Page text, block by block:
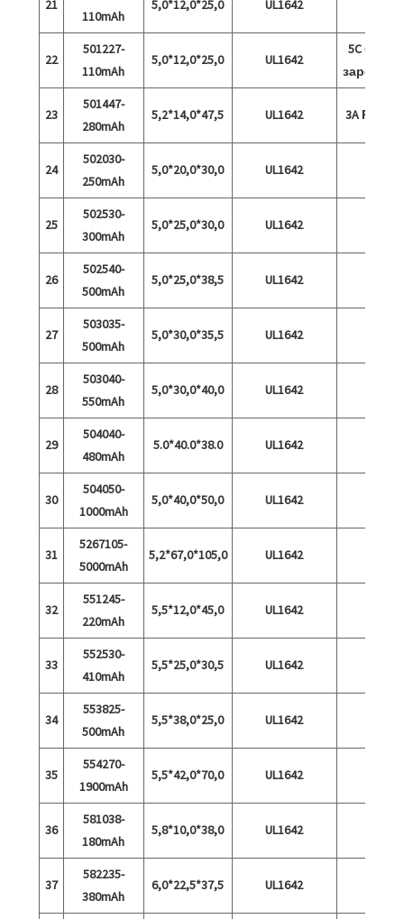
21
110mAh
5,0*12,0*25,0 UL1642
22
501227-
110mAh
5,0*12,0*25,0 UL1642
5C бързо
23
501447-
280mAh
5,2*14,0*47,5 UL1642 3A
24
502030-
250mAh
5,0*20,0*30,0 UL1642
25
502530-
300mAh
5,0*25,0*30,0 UL1642
26
502540-
500mAh
5,0*25,0*38,5 UL1642
27
503035-
500mAh
5,0*30,0*35,5 UL1642
28
503040-
550mAh
5,0*30,0*40,0 UL1642
29
504040-
480mAh
5.0*40.0*38.0 UL1642
30
504050-
1000mAh
5,0*40,0*50,0 UL1642
31
5267105-
5000mAh
5,2*67,0*105,0 UL1642
32
551245-
220mAh
5,5*12,0*45,0 UL1642
33
552530-
410mAh
5,5*25,0*30,5 UL1642
34
553825-
500mAh
5,5*38,0*25,0 UL1642
35
554270-
1900mAh
5,5*42,0*70,0 UL1642
36
581038-
180mAh
5,8*10,0*38,0 UL1642
37
582235-
380mAh
6,0*22,5*37,5 UL1642